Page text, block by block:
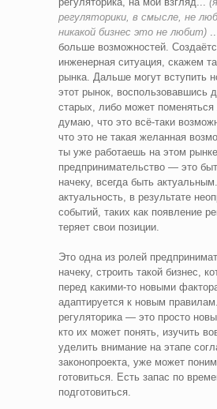
регуляторики, в смысле, не
никакой бизнес это не любит)
больше возможностей.
инженерная ситуация, скажем
рынка. Дальше могут вступить
этот рынок, воспользовавшись
старых, либо может
думаю, что это всё-таки
что это не такая желанная
ты уже работаешь на этом
предпринимательство — это
начеку, всегда быть
актуальность, в результате
событий, таких как появление
теряет свои позиции.
Это одна из ролей
начеку, строить такой бизнес,
перед какими-то новыми
адаптируется к новым
регуляторика — это просто
кто их может понять, изучить
уделить внимание на этапе
законопроекта, уже может
готовиться. Есть запас по
подготовиться.